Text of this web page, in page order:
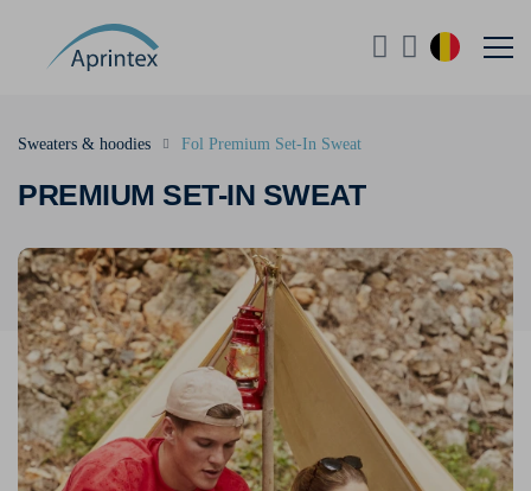
PREMIUM SET-IN SWEAT
Sweaters & hoodies Fol Premium Set-In Sweat